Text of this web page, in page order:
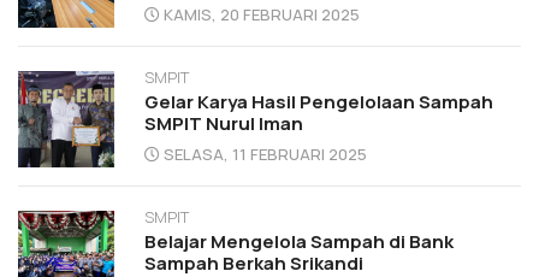
KAMIS, 20 FEBRUARI 2025
SMPIT
Gelar Karya Hasil Pengelolaan Sampah
SMPIT Nurul Iman
SELASA, 11 FEBRUARI 2025
SMPIT
Belajar Mengelola Sampah di Bank
Sampah Berkah Srikandi